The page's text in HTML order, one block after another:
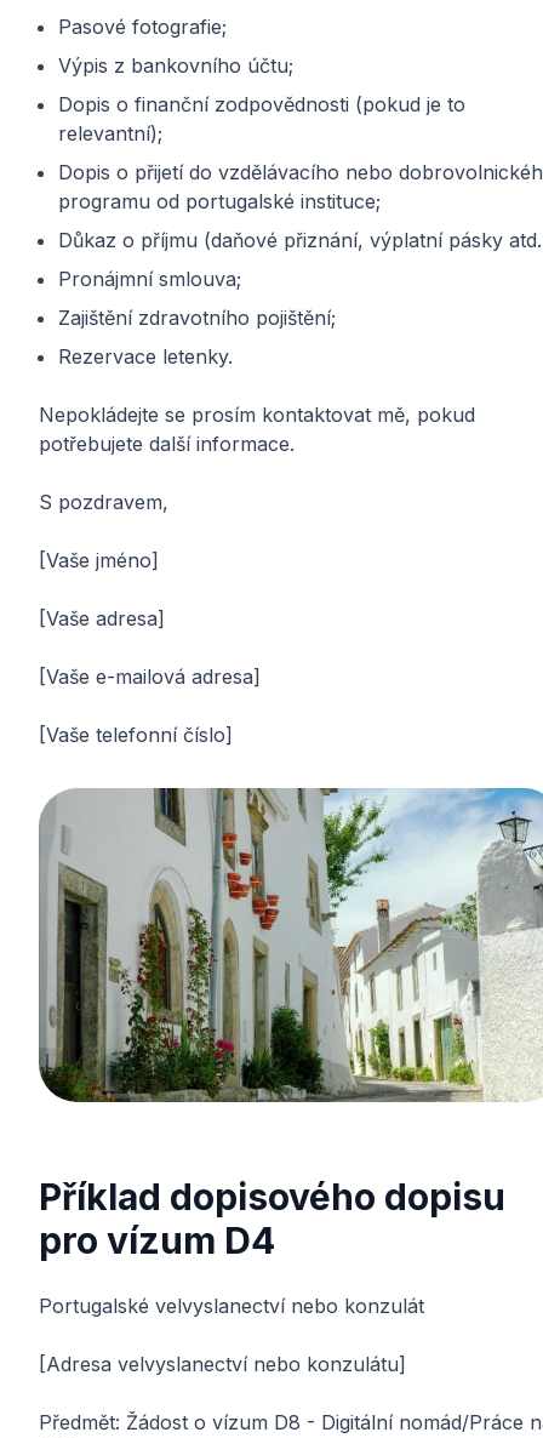
Pasové fotografie;
Výpis z bankovního účtu;
Dopis o finanční zodpovědnosti (pokud je to
relevantní);
Dopis o přijetí do vzdělávacího nebo
programu od portugalské instituce;
Důkaz o příjmu (daňové přiznání, výplatní pásky
Pronájmní smlouva;
Zajištění zdravotního pojištění;
Rezervace letenky.
Nepokládejte se prosím kontaktovat mě, pokud
potřebujete další informace.
S pozdravem,
[Vaše jméno]
[Vaše adresa]
[Vaše e-mailová adresa]
[Vaše telefonní číslo]
Příklad dopisového dopisu
pro vízum D4
Portugalské velvyslanectví nebo konzulát
[Adresa velvyslanectví nebo konzulátu]
Předmět: Žádost o vízum D8 - Digitální nomád/Práce